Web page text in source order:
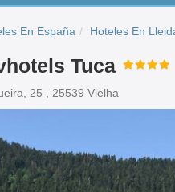
En España Hoteles En
Tuca
25 , 25539 Vielha